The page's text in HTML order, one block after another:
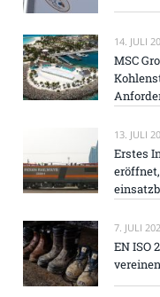
14. JULI
MSC
13. JULI
Erstes
7. JULI
EN ISO